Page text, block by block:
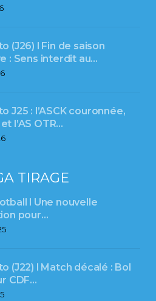
(J26) l Fin de saison
: Sens interdit au…
J25 : l’ASCK couronnée,
l’AS OTR…
TIRAGE
l Une nouvelle
pour…
(J22) l Match décalé : Bol
CDF…